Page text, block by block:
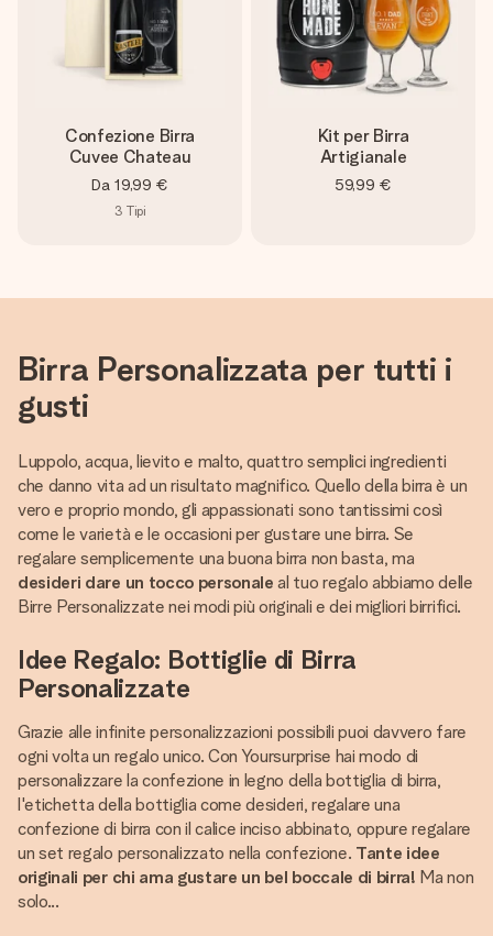
Confezione Birra
Cuvee Chateau
Da 19,99 €
3 Tipi
Kit per Birra
Artigianale
59,99 €
Birra Personalizzata per tutti i
gusti
Luppolo, acqua, lievito e malto, quattro semplici ingredienti
che danno vita ad un risultato magnifico. Quello della birra è un
vero e proprio mondo, gli appassionati sono tantissimi così
come le varietà e le occasioni per gustare une birra. Se
regalare semplicemente una buona birra non basta, ma
desideri dare un tocco personale al tuo regalo abbiamo delle
Birre Personalizzate nei modi più originali e dei migliori birrifici.
Idee Regalo: Bottiglie di Birra
Personalizzate
Grazie alle infinite personalizzazioni possibili puoi davvero fare
ogni volta un regalo unico. Con Yoursurprise hai modo di
personalizzare la confezione in legno della bottiglia di birra,
l'etichetta della bottiglia come desideri, regalare una
confezione di birra con il calice inciso abbinato, oppure regalare
un set regalo personalizzato nella confezione. Tante idee
originali per chi ama gustare un bel boccale di birra! Ma non
solo...